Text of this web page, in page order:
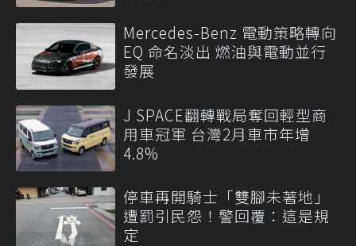
Mercedes-Benz 電動策略轉向
EQ 命名淡出 燃油與電動並行
發展
J SPACE翻轉戰局奪回輕型商
用車冠軍 台灣2月車市年增
4.8%
停車再開騎士「雙腳未著地」
遭罰引民怨！警回覆：這是規
定